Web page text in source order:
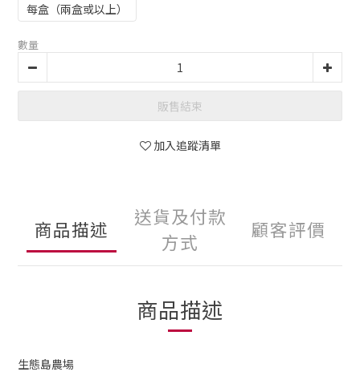
每盒（兩盒或以上）
數量
販售結束
加入追蹤清單
商品描述
送貨及付款
方式
顧客評價
商品描述
生態島農場